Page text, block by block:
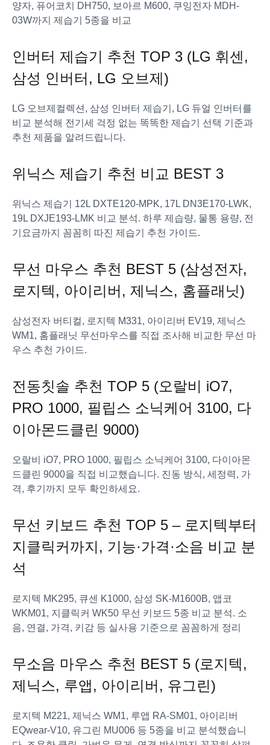
양자, 퓨어코치 DH750, 보아르 M600, 쿠잉전자 MDH-
03W까지 제습기 5종을 비교
인버터 제습기 추천 TOP 3 (LG 휘센,
삼성 인버터, LG 오브제)
LG 오브제컬렉션, 삼성 인버터 제습기, LG 듀얼 인버터를
비교 분석해 전기세 걱정 없는 똑똑한 제습기 선택 기준과
추천 제품을 알려드립니다.
위닉스 제습기 추천 비교 BEST 3
위닉스 제습기 12L DXTE120-MPK, 17L DN3E170-LWK,
19L DXJE193-LMK 비교 분석. 하루 제습량, 물통 용량, 전
기요금까지 꼼꼼히 따진 제습기 추천 가이드.
무선 마우스 추천 BEST 5 (삼성전자,
로지텍, 아이리버, 제닉스, 홈플래닛)
삼성전자 버티컬, 로지텍 M331, 아이리버 EV19, 제닉스
WM1, 홈플래닛 무선마우스를 직접 조사해 비교한 무선 마
우스 추천 가이드.
전동칫솔 추천 TOP 5 (오랄비 iO7,
PRO 1000, 필립스 소닉케어 3100, 다
이아몬드클린 9000)
오랄비 iO7, PRO 1000, 필립스 소닉케어 3100, 다이아몬
드클린 9000을 직접 비교했습니다. 진동 방식, 세정력, 가
격, 후기까지 모두 확인하세요.
무선 키보드 추천 TOP 5 – 로지텍부터
지클릭커까지, 기능·가격·소음 비교 분
석
로지텍 MK295, 큐센 K1000, 삼성 SK-M1600B, 앱코
WKM01, 지클릭커 WK50 무선 키보드 5종 비교 분석. 소
음, 연결, 가격, 키감 등 실사용 기준으로 꼼꼼하게 정리
무소음 마우스 추천 BEST 5 (로지텍,
제닉스, 루앱, 아이리버, 유그린)
로지텍 M221, 제닉스 WM1, 루앱 RA-SM01, 아이리버
EQwear-V10, 유그린 MU006 등 5종을 비교 분석했습니